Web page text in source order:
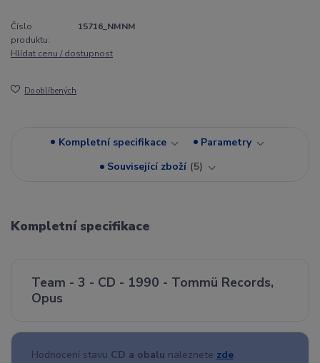
Číslo
produktu:
15716_NMNM
Hlídat cenu / dostupnost
Do oblíbených
Kompletní specifikace
Parametry
Související zboží 5
Kompletní specifikace
Team - 3 - CD - 1990 - Tommü Records,
Opus
Hodnocení stavu CD a obalu naleznete zde